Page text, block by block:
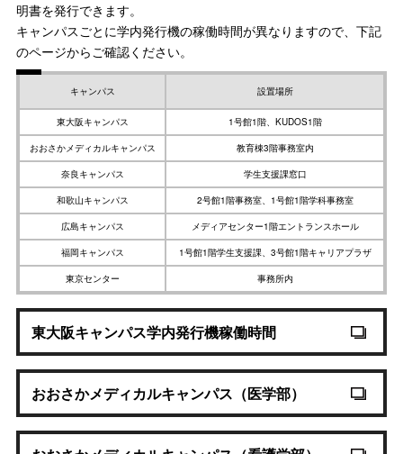
明書を発行できます。
キャンパスごとに学内発行機の稼働時間が異なりますので、下記
のページからご確認ください。
キャンパス 設置場所
東大阪キャンパス 1号館1階、KUDOS1階
おおさかメディカルキャンパス 教育棟3階事務室内
奈良キャンパス 学生支援課窓口
和歌山キャンパス 2号館1階事務室、1号館1階学科事務室
広島キャンパス メディアセンター1階エントランスホール
福岡キャンパス 1号館1階学生支援課、3号館1階キャリアプラザ
東京センター 事務所内
東大阪キャンパス学内発行機稼働時間
おおさかメディカルキャンパス（医学部）